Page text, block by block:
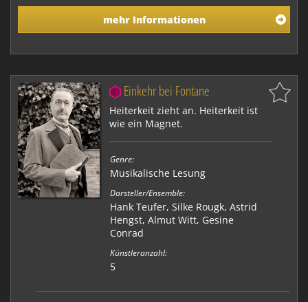
autobiographische Performance zur Spiritualität des
Alltags. Songs und Szenen über Leben, Tod und das
mehr Informationen
Einkehr bei Fontane
Heiterkeit zieht an. Heiterkeit ist
wie ein Magnet.
Genre:
Musikalische Lesung
Darsteller/Ensemble:
Hank Teufer, Silke Rougk, Astrid
Hengst, Almut Witt, Gesine
Conrad
Künstleranzahl:
5